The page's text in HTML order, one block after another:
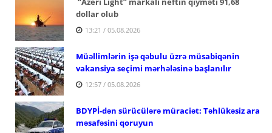
dollar olub
13:21 / 05.08.2026
Müəllimlərin işə qəbulu üzrə müsabiqənin
vakansiya seçimi mərhələsinə başlanılır
12:57 / 05.08.2026
BDYPİ-dən sürücülərə müraciət: Təhlükəsiz ara
məsafəsini qoruyun